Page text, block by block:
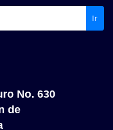
Ir
No. 630
de